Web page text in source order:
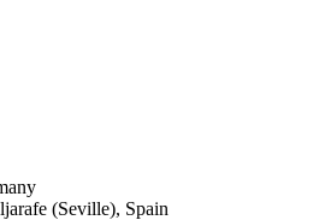
(Seville), Spain